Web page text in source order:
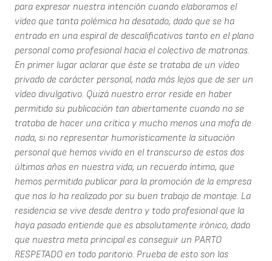
para expresar nuestra intención cuando elaboramos el
vídeo que tanta polémica ha desatado, dado que se ha
entrado en una espiral de descalificativos tanto en el plano
personal como profesional hacia el colectivo de matronas.
En primer lugar aclarar que éste se trataba de un vídeo
privado de carácter personal, nada más lejos que de ser un
vídeo divulgativo. Quizá nuestro error reside en haber
permitido su publicación tan abiertamente cuando no se
trataba de hacer una crítica y mucho menos una mofa de
nada, si no representar humorísticamente la situación
personal que hemos vivido en el transcurso de estos dos
últimos años en nuestra vida, un recuerdo íntimo, que
hemos permitido publicar para la promoción de la empresa
que nos lo ha realizado por su buen trabajo de montaje. La
residencia se vive desde dentro y todo profesional que la
haya pasado entiende que es absolutamente irónico, dado
que nuestra meta principal es conseguir un PARTO
RESPETADO en todo paritorio. Prueba de esto son las